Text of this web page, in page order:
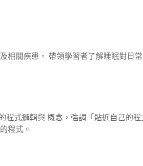
相關疾患， 帶領學習者了解睡眠對日
程式邏輯與 概念，強調「貼近自己的程
程式。